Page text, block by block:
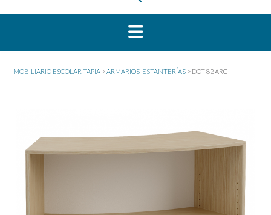
MOBILIARIO ESCOLAR TAPIA >ARMARIOS-ESTANTERÍAS > DOT 82 ARC